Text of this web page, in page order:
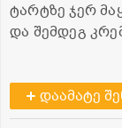
ტარტზე ჯერ
და შემდეგ
დაამატე